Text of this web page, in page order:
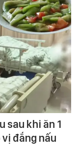
sau khi ăn 1
đắng nấu